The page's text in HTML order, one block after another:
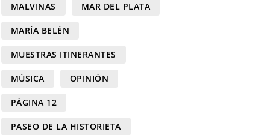
MALVINAS MAR DEL PLATA
MARÍA BELÉN
MUESTRAS ITINERANTES
MÚSICA OPINIÓN
PÁGINA 12
PASEO DE LA HISTORIETA